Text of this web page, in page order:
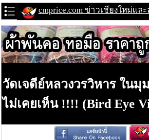
cmprice.com ข่าวเชียงใหม่แล
วัดเจดีย์หลวงวรวิหาร ใน
ไม่เคยเห็น !!!! (Bird Eye